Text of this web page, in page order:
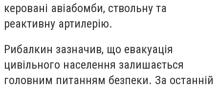
керовані авіабомби, ствольну та
реактивну артилерію.
Рибалкин зазначив, що евакуація
цивільного населення залишається
головним питанням безпеки. За останній